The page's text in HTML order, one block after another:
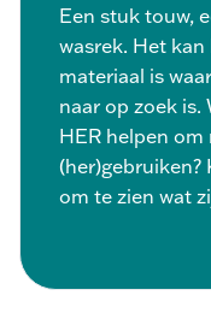
Een stuk touw,
wasrek. Het
materiaal is
naar op zoek is.
HER helpen
om te zien wat